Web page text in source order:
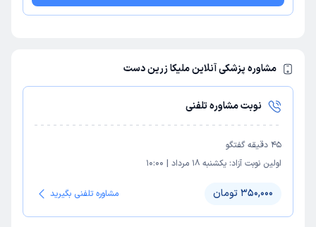
مشاوره پزشکی آنلاین ملیکا زرین دست
نوبت مشاوره تلفنی
45 دقیقه گفتگو
اولین نوبت آزاد: یکشنبه 18 مرداد |
10:00
350,000 تومان مشاوره تلفنی بگیرید